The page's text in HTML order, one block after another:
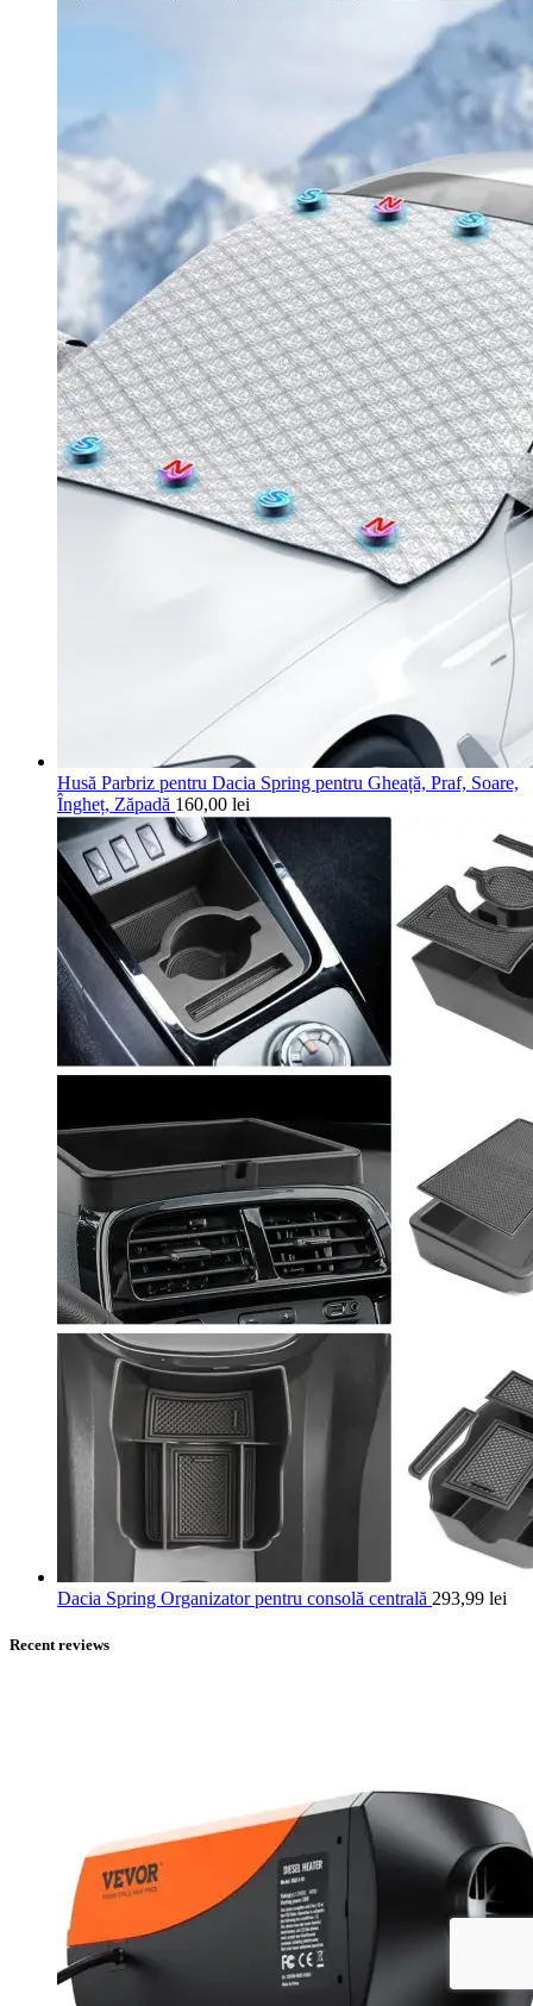
Husă Parbriz pentru Dacia Spring pentru Gheață, Praf, Soare,
Îngheț, Zăpadă 160,00 lei
Dacia Spring Organizator pentru consolă centrală 293,99 lei
Recent reviews